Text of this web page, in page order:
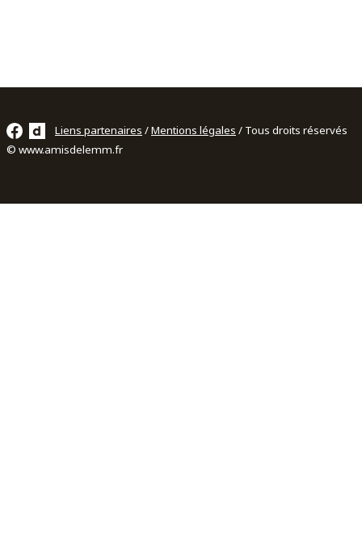
Liens partenaires /Mentions légales / Tous droits réservés
© www.amisdelemm.fr